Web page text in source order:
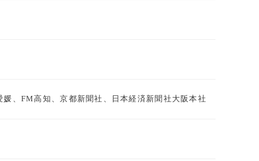
、FM高知、京都新聞社、日本経済新聞社大阪本社